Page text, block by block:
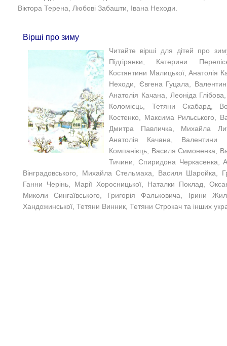
Віктора Терена, Любові Забашти, Івана Неходи.
Вірші про зиму
Читайте вірші для дітей про
Підгірянки, Катерини
Костянтини Малицької, Анатолія
Неходи, Євгена Гуцала,
Анатолія Качана, Леоніда
Коломієць, Тетяни Скабард,
Костенко, Максима Рильського,
Дмитра Павличка, Михайла
Анатолія Качана, Валентини
Компанієць, Василя Симоненка,
Тичини, Спиридона Черкасенка,
Вінградовського, Михайла Стельмаха, Василя Шаройка,
Ганни Черінь, Марії Хоросницької, Наталки Поклад,
Миколи Сингаївського, Григорія Фальковича, Ірини
Хандожинської, Тетяни Винник, Тетяни Строкач та інших